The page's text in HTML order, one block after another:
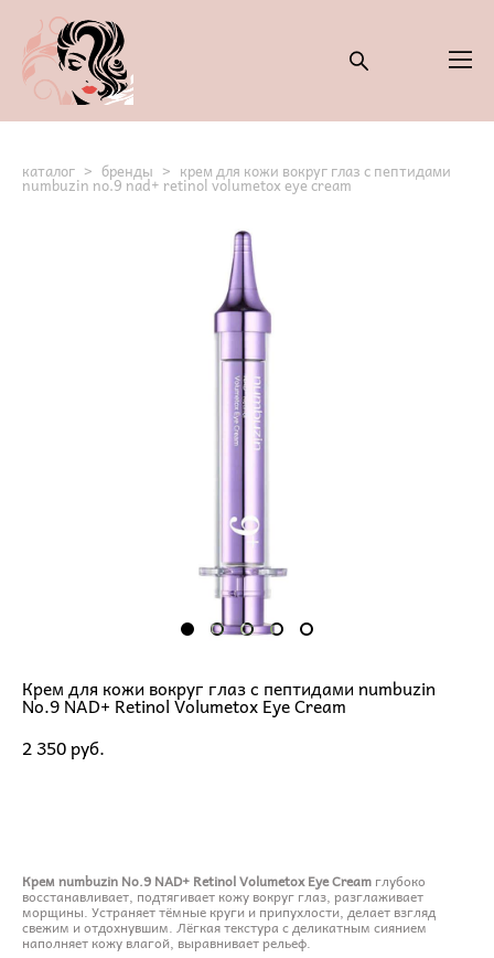
каталог > бренды > крем для кожи вокруг глаз с пептидами
numbuzin no.9 nad+ retinol volumetox eye cream
Крем для кожи вокруг глаз с пептидами numbuzin
No.9 NAD+ Retinol Volumetox Eye Cream
2 350 pуб.
Крем numbuzin No.9 NAD+ Retinol Volumetox Eye Cream глубоко
восстанавливает, подтягивает кожу вокруг глаз, разглаживает
морщины. Устраняет тёмные круги и припухлости, делает взгляд
свежим и отдохнувшим. Лёгкая текстура с деликатным сиянием
наполняет кожу влагой, выравнивает рельеф.